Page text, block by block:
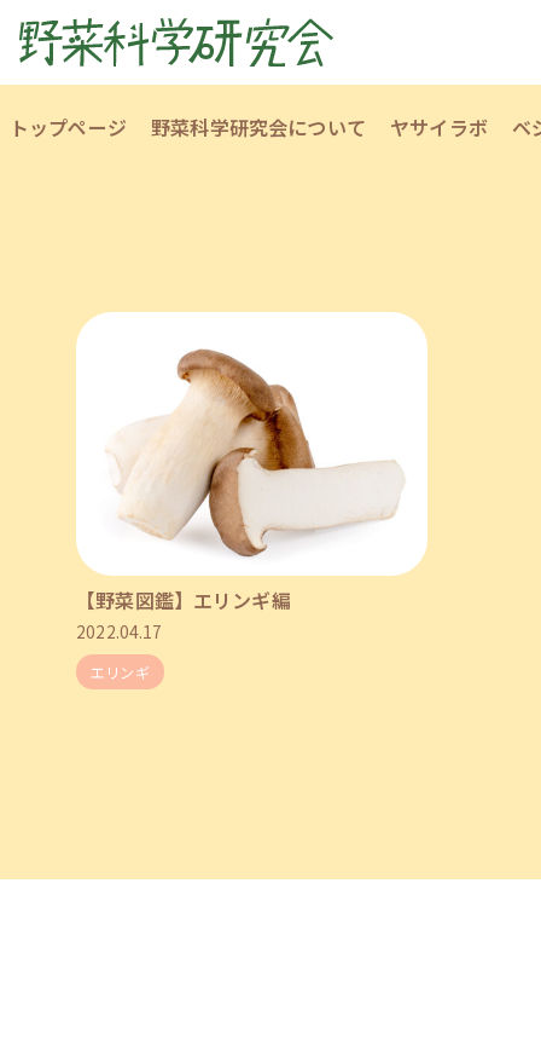
トップページ 野菜科学研究会について ヤサイラボ ベ
【野菜図鑑】エリンギ編
2022.04.17
エリンギ